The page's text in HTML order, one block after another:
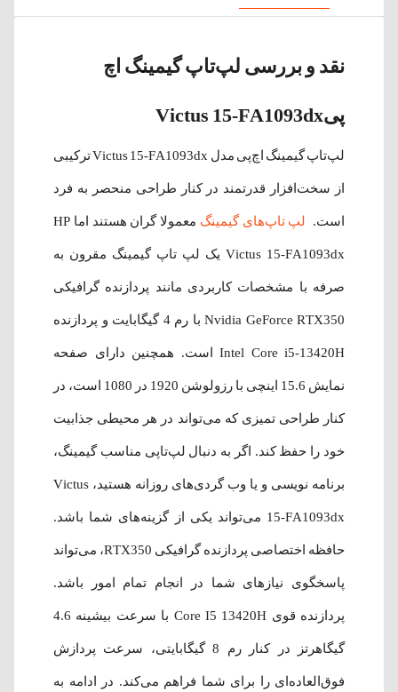
نقد و بررسی لپ‌تاپ گیمینگ اچ
پیVictus 15-FA1093dx
لپ‌تاپ گیمینگ اچ‌پی مدل Victus 15-FA1093dx ترکیبی
از سخت‌افزار قدرتمند در کنار طراحی منحصر به فرد
است. لپ تاپ‌های گیمینگ معمولا گران هستند اما HP
Victus 15-FA1093dx یک لپ تاپ گیمینگ مقرون به
صرفه با مشخصات کاربردی مانند پردازنده گرافیکی
Nvidia GeForce RTX350 با رم 4 گیگابایت و پردازنده
Intel Core i5-13420H است. همچنین دارای صفحه
نمایش 15.6 اینچی با رزولوشن 1920 در 1080 است، در
کنار طراحی تمیزی که می‌تواند در هر محیطی جذابیت
خود را حفظ کند. اگر به دنبال لپ‌تاپی مناسب گیمینگ،
برنامه نویسی و یا وب گردی‌های روزانه هستید، Victus
15-FA1093dx می‌تواند یکی از گزینه‌های شما باشد.
حافظه اختصاصی پردازنده گرافیکی RTX350، می‌تواند
پاسخگوی نیاز‌های شما در انجام تمام امور باشد.
پردازنده قوی Core I5 13420H با سرعت بیشینه 4.6
گیگاهرتز در کنار رم 8 گیگابایتی، سرعت پردازش
فوق‌العاده‌ای را برای شما فراهم می‌کند. در ادامه به